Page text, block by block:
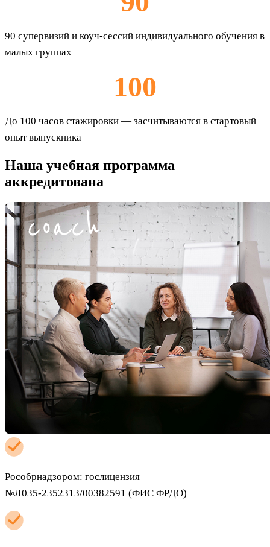
90 супервизий и коуч-сессий индивидуального обучения в
малых группах
100
До 100 часов стажировки — засчитываются в стартовый
опыт выпускника
Наша учебная программа
аккредитована
Рособрнадзором: гослицензия
№Л035-2352313/00382591 (ФИС ФРДО)